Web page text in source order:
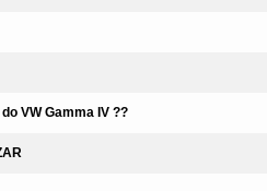
VW Gamma IV ??